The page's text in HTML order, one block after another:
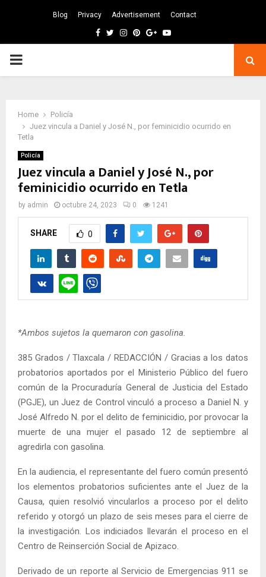
Blog Privacy Advertisement Contact
Facebook
TwitterInstagram
Pinterest
GoogleYoutube
PRIMARY
Home
Policía
Juez vincula a Daniel y José N., por feminicidio ocurrido en
Tetla
Policía
Juez vincula a Daniel y José N., por
feminicidio ocurrido en Tetla
by admin octubre 24, 2023 0 1241
SHARE 0
*Ambos sujetos la quemaron con gasolina.
385 Grados / Tlaxcala / REDACCIÓN / Gracias a los datos
probatorios aportados por el Ministerio Público del fuero
común de la Procuraduría General de Justicia del Estado
(PGJE), un Juez de Control vinculó a proceso a Daniel N. y
José Alfredo N. por el delito de feminicidio, por provocar la
muerte de una mujer el pasado 12 de septiembre al
agredirla con gasolina.
En la audiencia, el representante del fuero común presentó
los elementos probatorios suficientes ante el Juez de la
Causa, quien resolvió vincularlos a proceso por el delito
referido y otorgó un plazo de seis meses para el cierre de
la investigación. Los indiciados llevarán el proceso en el
Centro de Reinserción Social de Apizaco.
Derivado de un reporte al Servicio de Emergencias 911 se